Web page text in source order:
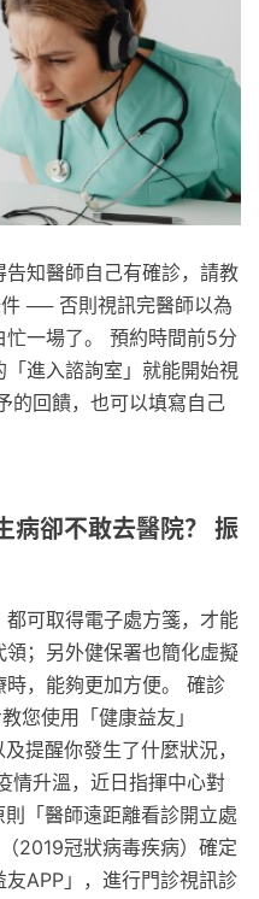
知醫師自己有確診，請教
── 否則視訊完醫師以為
一場了。 預約時間前5分
進入諮詢室」就能開始視
的回饋，也可以填寫自己
病卻不敢去醫院？ 振
可取得電子處方箋，才能
；另外健保署也簡化虛擬
，能夠更加方便。 確診
您使用「健康益友」
提醒你發生了什麼狀況，
情升溫，近日指揮中心對
「醫師遠距離看診開立處
2019冠狀病毒疾病）確定
APP」，進行門診視訊診